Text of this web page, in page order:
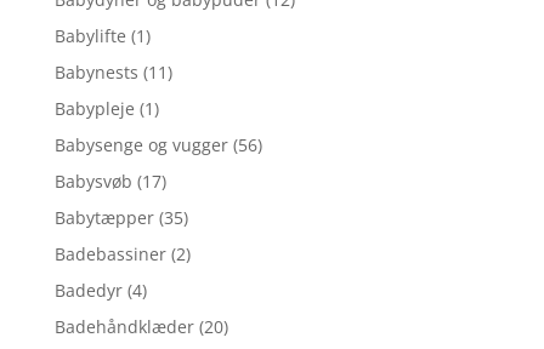
Babylifte (1)
Babynests (11)
Babypleje (1)
Babysenge og vugger (56)
Babysvøb (17)
Babytæpper (35)
Badebassiner (2)
Badedyr (4)
Badehåndklæder (20)